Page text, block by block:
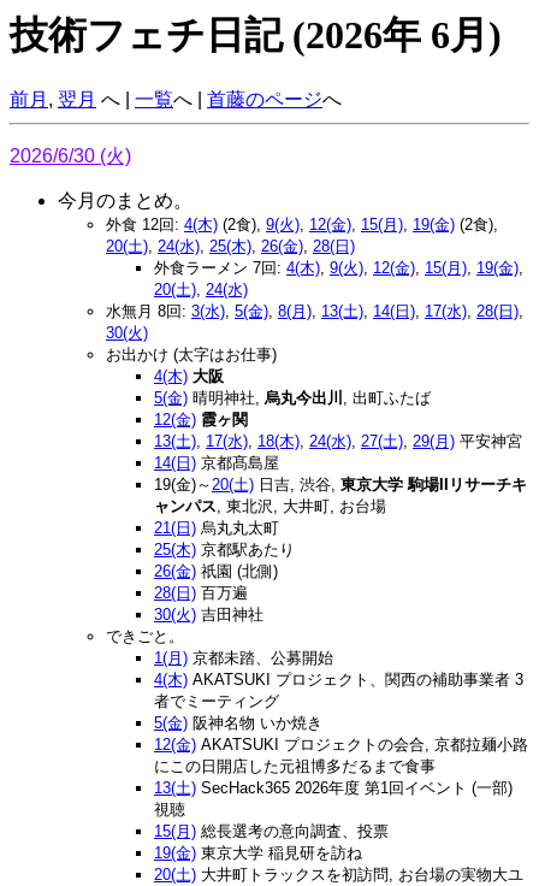
技術フェチ日記 (2026年 6月)
前月 , 翌月 へ | 一覧へ | 首藤のページへ
2026/6/30 (火)
今月のまとめ。
外食 12回: 4(木) (2食), 9(火), 12(金), 15(月), 19(金) (2食),
20(土), 24(水), 25(木), 26(金), 28(日)
外食ラーメン 7回: 4(木), 9(火), 12(金), 15(月), 19(金),
20(土), 24(水)
水無月 8回: 3(水), 5(金), 8(月), 13(土), 14(日), 17(水), 28(日),
30(火)
お出かけ (太字はお仕事)
4(木) 大阪
5(金) 晴明神社, 烏丸今出川 , 出町ふたば
12(金) 霞ヶ関
13(土), 17(水), 18(木), 24(水), 27(土), 29(月) 平安神宮
14(日) 京都髙島屋
19(金)～20(土) 日吉, 渋谷, 東京大学 駒場IIリサーチキ
ャンパス, 東北沢, 大井町, お台場
21(日) 烏丸丸太町
25(木) 京都駅あたり
26(金) 祇園 (北側)
28(日) 百万遍
30(火) 吉田神社
できごと。
1(月) 京都未踏、公募開始
4(木) AKATSUKI プロジェクト、関西の補助事業者 3
者でミーティング
5(金) 阪神名物 いか焼き
12(金) AKATSUKI プロジェクトの会合, 京都拉麺小路
にこの日開店した元祖博多だるまで食事
13(土) SecHack365 2026年度 第1回イベント (一部)
視聴
15(月) 総長選考の意向調査、投票
19(金) 東京大学 稲見研を訪ね
20(土) 大井町トラックスを初訪問, お台場の実物大ユ